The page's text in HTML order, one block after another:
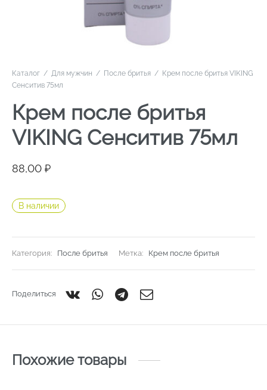
Каталог / Для мужчин / После бритья / Крем после бритья VIKING
Сенситив 75мл
Крем после бритья
VIKING Сенситив 75мл
88,00 ₽
В наличии
Категория: После бритья Метка: Крем после бритья
Поделиться
Похожие товары